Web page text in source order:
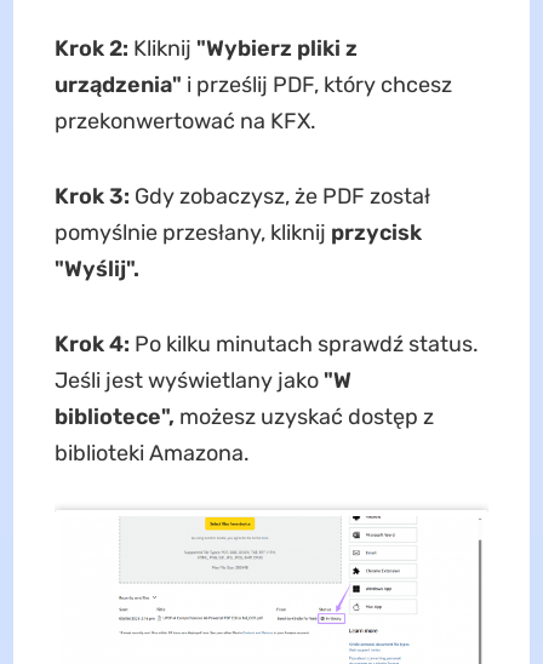
Krok 2: Kliknij "Wybierz pliki z
urządzenia" i prześlij PDF, który chcesz
przekonwertować na KFX.
Krok 3: Gdy zobaczysz, że PDF został
pomyślnie przesłany, kliknij przycisk
"Wyślij".
Krok 4: Po kilku minutach sprawdź status.
Jeśli jest wyświetlany jako "W
bibliotece", możesz uzyskać dostęp z
biblioteki Amazona.